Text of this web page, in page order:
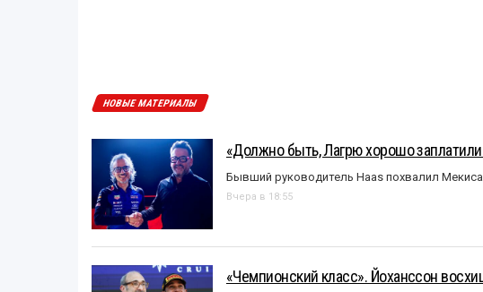
НОВЫЕ МАТЕРИАЛЫ
«Должно быть, Лагрю хорошо
Бывший руководитель Haas похвалил
Вчера в 18:55
«Чемпионский класс». Йоханссон